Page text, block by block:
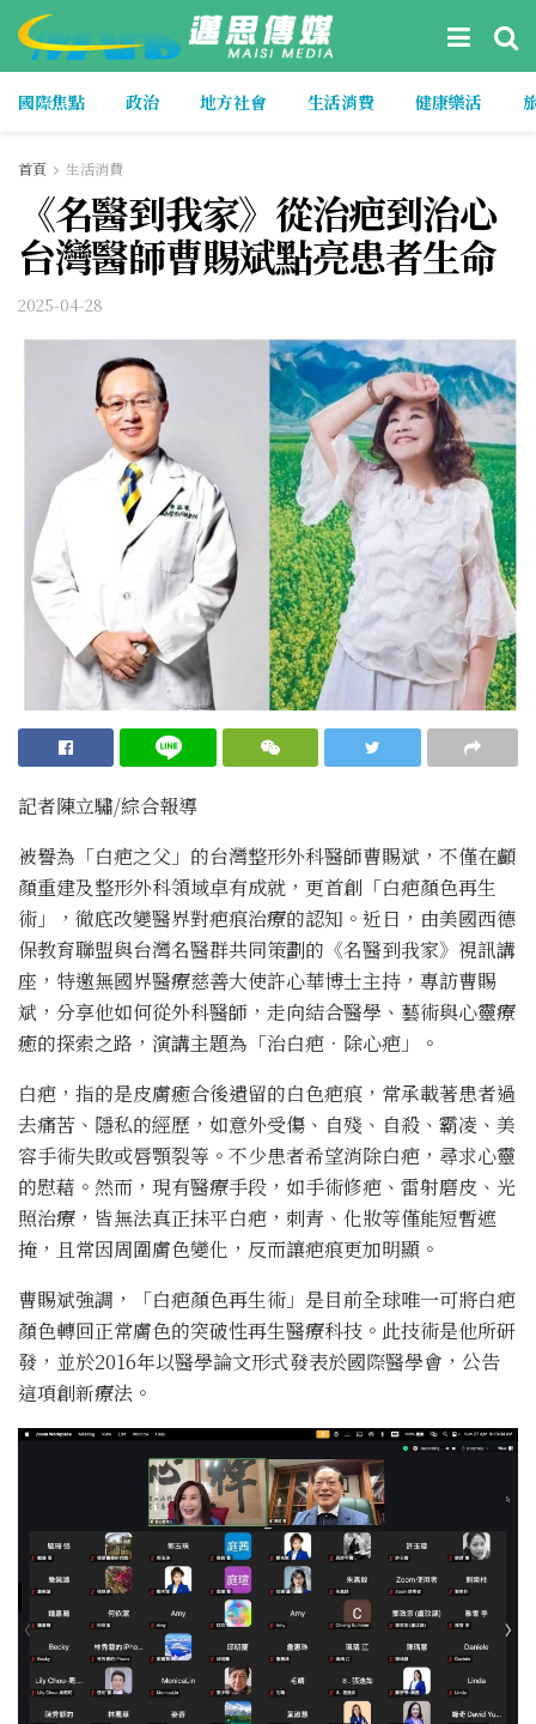
國際焦點 政治 地方社會 生活消費 健康樂活
首頁 生活消費
《名醫到我家》從治疤到治心
台灣醫師曹賜斌點亮患者生命
2025-04-28
記者陳立驌/綜合報導
被譽為「白疤之父」的台灣整形外科醫師曹賜斌，不僅在顱
顏重建及整形外科領域卓有成就，更首創「白疤顏色再生
術」，徹底改變醫界對疤痕治療的認知。近日，由美國西德
保教育聯盟與台灣名醫群共同策劃的《名醫到我家》視訊講
座，特邀無國界醫療慈善大使許心華博士主持，專訪曹賜
斌，分享他如何從外科醫師，走向結合醫學、藝術與心靈療
癒的探索之路，演講主題為「治白疤．除心疤」。
白疤，指的是皮膚癒合後遺留的白色疤痕，常承載著患者過
去痛苦、隱私的經歷，如意外受傷、自殘、自殺、霸凌、美
容手術失敗或唇顎裂等。不少患者希望消除白疤，尋求心靈
的慰藉。然而，現有醫療手段，如手術修疤、雷射磨皮、光
照治療，皆無法真正抹平白疤，刺青、化妝等僅能短暫遮
掩，且常因周圍膚色變化，反而讓疤痕更加明顯。
曹賜斌強調，「白疤顏色再生術」是目前全球唯一可將白疤
顏色轉回正常膚色的突破性再生醫療科技。此技術是他所研
發，並於2016年以醫學論文形式發表於國際醫學會，公告
這項創新療法。